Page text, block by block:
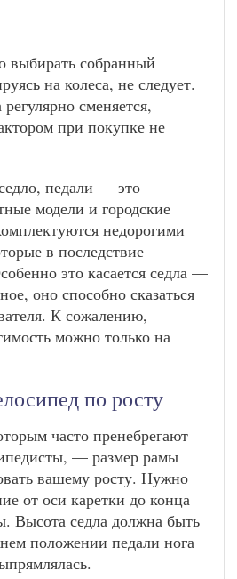
выбирать собранный
на колеса, не следует.
сменяется,
при покупке не
педали — это
модели и городские
недорогими
в последствие
это касается седла —
оно способно сказаться
К сожалению,
можно только на
по росту
часто пренебрегают
— размер рамы
вашему росту. Нужно
от оси каретки до конца
Высота седла должна быть
положении педали нога